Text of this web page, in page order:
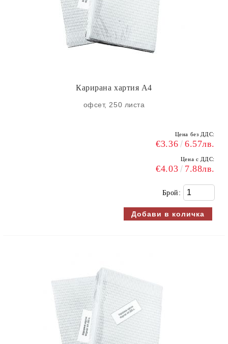
Карирана хартия А4
офсет, 250 листа
Цена без ДДС:
€3.36 6.57лв.
Цена с ДДС:
€4.03 7.88лв.
Брой: